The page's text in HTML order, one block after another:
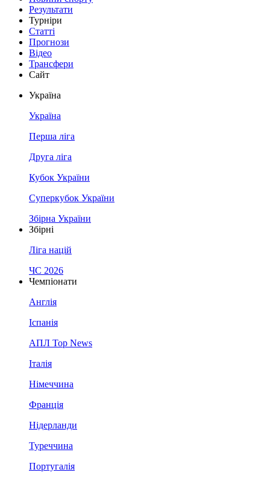
Результати
Турніри
Статті
Прогнози
Відео
Трансфери
Сайт
Україна
Україна
Перша ліга
Друга ліга
Кубок України
Суперкубок України
Збірна України
Збірні
Ліга націй
ЧС 2026
Чемпіонати
Англія
Іспанія
АПЛ Top News
Італія
Німеччина
Франція
Нідерланди
Туреччина
Португалія